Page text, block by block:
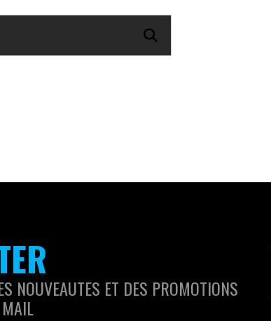
NOUVEAUTES ET DES PROMOTIONS